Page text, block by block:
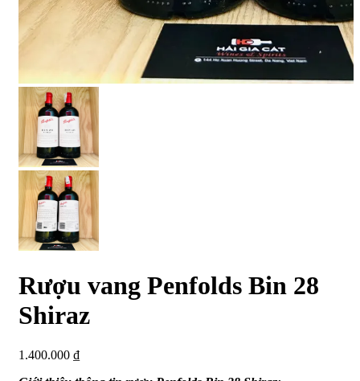
Rượu vang Penfolds Bin 28
Shiraz
1.400.000 ₫